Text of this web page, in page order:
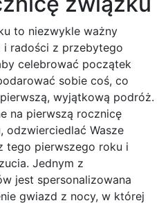
to niezwykle ważny
i radości z przebytego
celebrować początek
sobie coś, co
wyjątkową podróż.
na pierwszą rocznicę
odzwierciedlać Wasze
tego pierwszego roku i
Jednym z
jest spersonalizowana
gwiazd z nocy, w której